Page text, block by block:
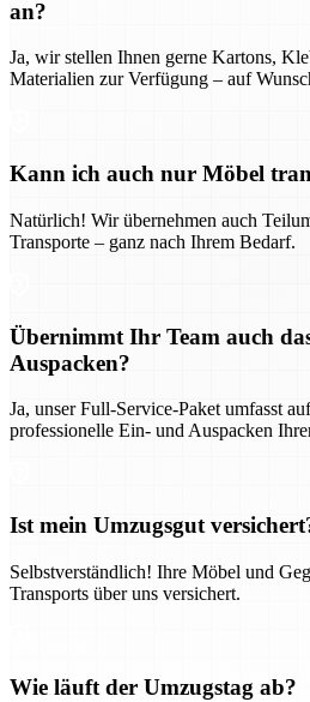
an?
Ja, wir stellen Ihnen gerne Kartons,
Materialien zur Verfügung – auf
Kann ich auch nur Möbel
Natürlich! Wir übernehmen auch
Transporte – ganz nach Ihrem Bedarf.
Übernimmt Ihr Team auch
Auspacken?
Ja, unser Full-Service-Paket umfasst
professionelle Ein- und Auspacken
Ist mein Umzugsgut
Selbstverständlich! Ihre Möbel und
Transports über uns versichert.
Wie läuft der Umzugstag ab?